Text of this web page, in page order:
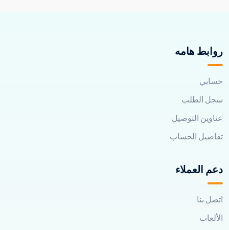
روابط هامه
حسابي
سجل الطلب
عناوين التوصيل
تفاصيل الحساب
دعم العملاء
اتصل بنا
الألعاب